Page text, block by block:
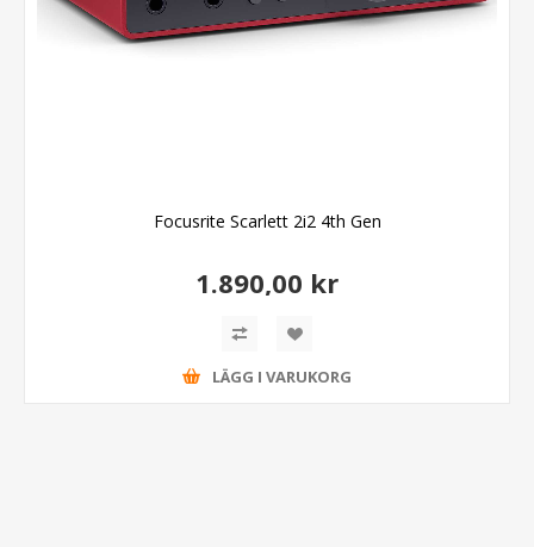
Focusrite Scarlett 2i2 4th Gen
1.890,00 kr
LÄGG I VARUKORG